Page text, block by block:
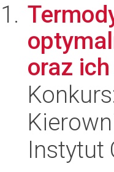
oraz
Instytut